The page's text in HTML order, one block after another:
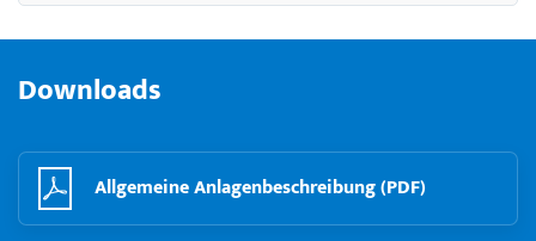
Downloads
Allgemeine Anlagenbeschreibung (PDF)